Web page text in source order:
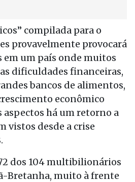
compilada para o
provavelmente provocará
em um país onde muitos
dificuldades financeiras,
bancos de alimentos,
econômico
aspectos há um retorno a
vistos desde a crise
dos 104 multibilionários
Bretanha, muito à frente